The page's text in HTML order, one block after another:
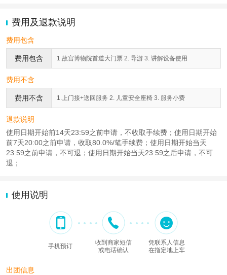
费用及退款说明
费用包含
费用包含 1.故宫博物院首道大门票 2. 导游 3. 讲解设备使用
费用不含
费用不含 1.上门接+送回服务 2. 儿童安全座椅 3. 服务小费
退款说明
使用日期开始前14天23:59之前申请，不收取手续费；使用日期开始
前7天20:00之前申请，收取80.0%/笔手续费；使用日期开始当天
23:59之前申请，不可退；使用日期开始当天23:59之后申请，不可
退；
使用说明
手机预订
收到商家短信
或电话确认
凭联系人信息
在指定地上车
出团信息